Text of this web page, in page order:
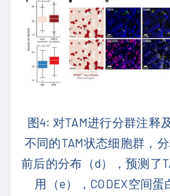
图4: 对TAM进行分群注释
不同的TAM状态细胞群，
前后的分布（d），预测了
用（e），CODEX空间蛋